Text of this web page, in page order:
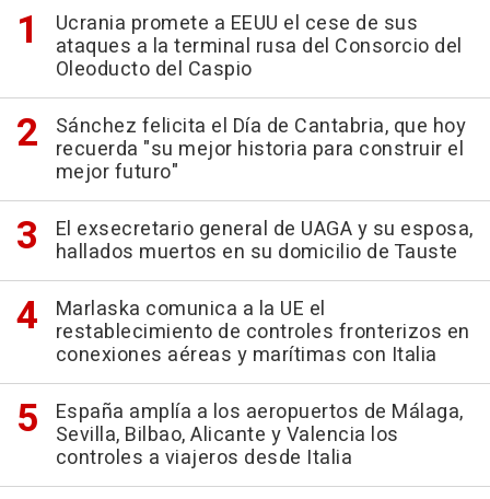
Ucrania promete a EEUU el cese de sus
ataques a la terminal rusa del Consorcio del
Oleoducto del Caspio
Sánchez felicita el Día de Cantabria, que hoy
recuerda "su mejor historia para construir el
mejor futuro"
El exsecretario general de UAGA y su esposa,
hallados muertos en su domicilio de Tauste
Marlaska comunica a la UE el
restablecimiento de controles fronterizos en
conexiones aéreas y marítimas con Italia
España amplía a los aeropuertos de Málaga,
Sevilla, Bilbao, Alicante y Valencia los
controles a viajeros desde Italia